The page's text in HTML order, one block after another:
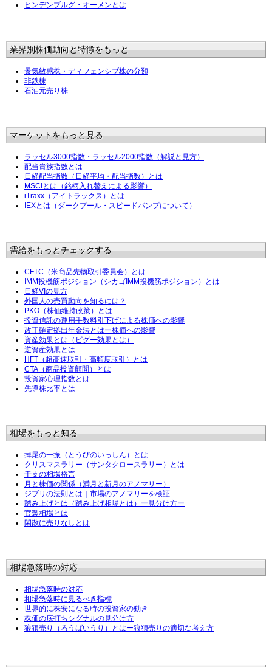
ヒンデンブルグ・オーメンとは
業界別株価動向と特徴をもっと
景気敏感株・ディフェンシブ株の分類
非鉄株
石油元売り株
マーケットをもっと見る
ラッセル3000指数・ラッセル2000指数（解説と見方）
配当貴族指数とは
日経配当指数（日経平均・配当指数）とは
MSCIとは（銘柄入れ替えによる影響）
iTraxx（アイトラックス）とは
IEXとは（ダークプール・スピードバンプについて）
需給をもっとチェックする
CFTC（米商品先物取引委員会）とは
IMM投機筋ポジション（シカゴIMM投機筋ポジション）とは
日経VIの見方
外国人の売買動向を知るには？
PKO（株価維持政策）とは
投資信託の運用手数料引下げによる株価への影響
改正確定拠出年金法とはー株価への影響
資産効果とは（ピグー効果とは）
逆資産効果とは
HFT（超高速取引・高頻度取引）とは
CTA（商品投資顧問）とは
投資家心理指数とは
先導株比率とは
相場をもっと知る
掉尾の一振（とうびのいっしん）とは
クリスマスラリー（サンタクロースラリー）とは
干支の相場格言
月と株価の関係（満月と新月のアノマリー）
ジブリの法則とは｜市場のアノマリーを検証
踏み上げとは（踏み上げ相場とは）ー見分け方ー
官製相場とは
閑散に売りなしとは
相場急落時の対応
相場急落時の対応
相場急落時に見るべき指標
世界的に株安になる時の投資家の動き
株価の底打ちシグナルの見分け方
狼狽売り（ろうばいうり）とはー狼狽売りの適切な考え方